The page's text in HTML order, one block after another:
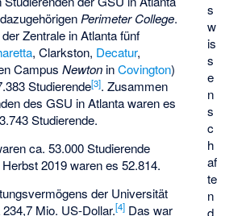
s
w
is
s
e
n
s
c
h
af
te
n
Perimeter College.
Zentrale in Atlanta fünf
,Clarkston, Decatur,
CampusNewton inCovington)
Studierende[3]. Zusammen
des GSU in Atlanta waren es
Studierende.
ca. 53.000 Studierende
2019 waren es 52.814.
der Universität
Mio. US-Dollar.[4] Das war